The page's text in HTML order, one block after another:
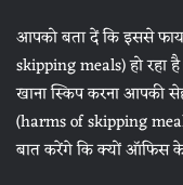
आपको बता दें कि इससे
skipping meals) हो रहा
खाना स्किप करना आपकी
(harms of skipping
बात करेंगे कि क्यों ऑफिस के